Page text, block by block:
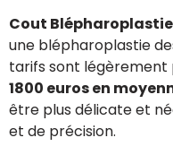
Cout
une blépharoplastie
tarifs sont légèrement
1800 euros en
être plus délicate et
et de précision.